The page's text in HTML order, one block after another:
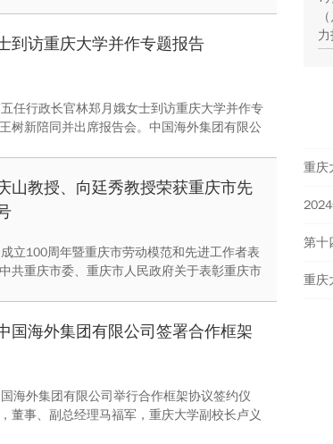
到访重庆大学并作专题报告
任行政长官林郑月娥女士到访重庆大学并作专
树新陪同并出席报告会。中国海外集团有限公
山教授、向廷秀教授荣获重庆市先
立100周年暨重庆市劳动模范和先进工作者表
共重庆市委、重庆市人民政府关于表彰重庆市
国海外集团有限公司签署合作框架
海外集团有限公司举行合作框架协议签约仪
董事、副总经理马福军，重庆大学副校长卢义
活
重庆